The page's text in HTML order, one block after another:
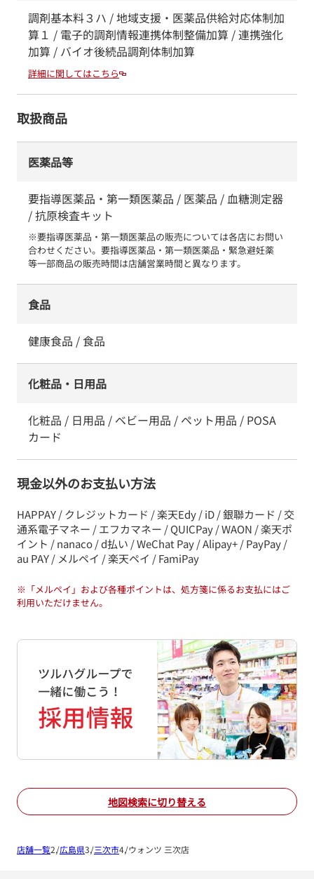
調剤基本料３ハ / 地域支援・医薬品供給対応体制加
算１ / 電子的調剤情報連携体制整備加算 / 連携強化
加算 / バイオ後続品調剤体制加算
詳細に関してはこちら
取扱商品
医薬品等
要指導医薬品・第一類医薬品 / 医薬品 / 血糖測定器
/ 抗原検査キット
※要指導医薬品・第一類医薬品の販売については各店にお問い
合わせください。要指導医薬品・第一類医薬品・緊急避妊薬
等一部商品の販売時間は店舗営業時間と異なります。
食品
健康食品 / 食品
化粧品・日用品
化粧品 / 日用品 / ベビー用品 / ペット用品 / POSA
カード
現金以外のお支払い方法
HAPPAY / クレジットカード / 楽天Edy / iD / 銀聯カード / 交
通系電子マネー / エフカマネー / QUICPay / WAON / 楽天ポ
イント / nanaco / d払い / WeChat Pay / Alipay+ / PayPay /
au PAY / メルペイ / 楽天ペイ / FamiPay
※ 「メルペイ」および各種ポイントは、処方箋に係るお支払にはご
利用いただけません。
地図検索に切り替える
店舗一覧 広島県 三次市 ウォンツ 三次店